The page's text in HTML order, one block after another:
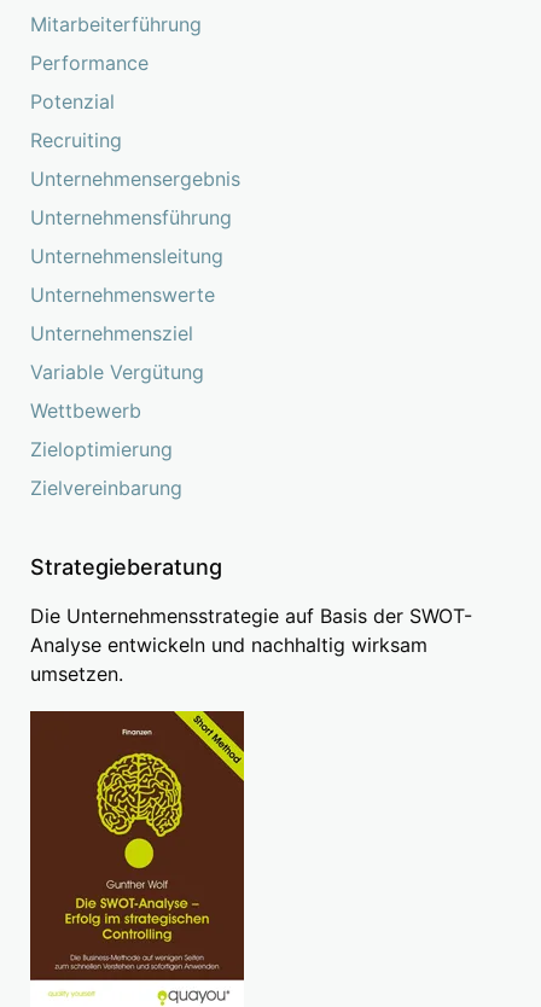
Mitarbeiterführung
Performance
Potenzial
Recruiting
Unternehmensergebnis
Unternehmensführung
Unternehmensleitung
Unternehmenswerte
Unternehmensziel
Variable Vergütung
Wettbewerb
Zieloptimierung
Zielvereinbarung
Strategieberatung
Die Unternehmensstrategie auf Basis der SWOT-
Analyse entwickeln und nachhaltig wirksam
umsetzen.